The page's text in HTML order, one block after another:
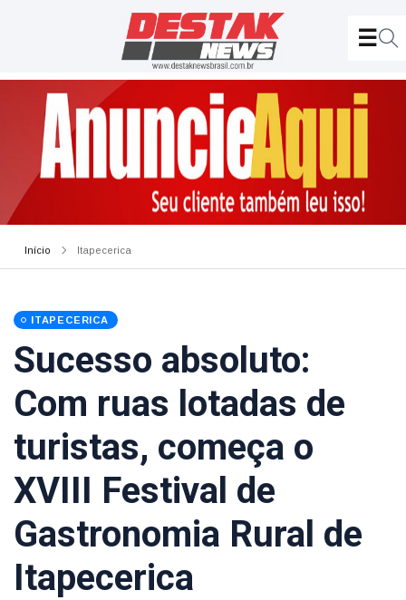
Início Itapecerica
ITAPECERICA
Sucesso absoluto:
Com ruas lotadas de
turistas, começa o
XVIII Festival de
Gastronomia Rural de
Itapecerica